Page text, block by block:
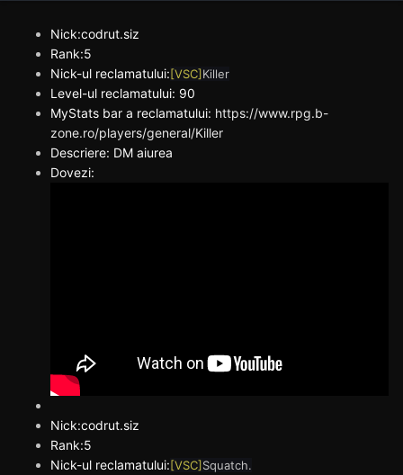
Nick:codrut.siz
Rank:5
Nick-ul reclamatului:[VSC]Killer
Level-ul reclamatului: 90
MyStats bar a reclamatului: https://www.rpg.b-
zone.ro/players/general/Killer
Descriere: DM aiurea
Dovezi:
Nick:codrut.siz
Rank:5
Nick-ul reclamatului:[VSC]Squatch.